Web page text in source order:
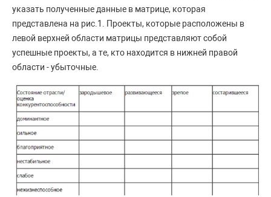
указать полученные данные в матрице, которая
представлена на рис.1. Проекты, которые расположены в
левой верхней области матрицы представляют собой
успешные проекты, а те, кто находится в нижней правой
области - убыточные.